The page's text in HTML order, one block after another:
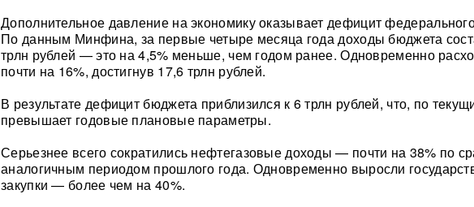
Дополнительное давление на экономику оказывает дефицит
По данным Минфина, за первые четыре месяца года доходы бюджета
трлн рублей — это на 4,5% меньше, чем годом ранее. Одновременно
почти на 16%, достигнув 17,6 трлн рублей.
В результате дефицит бюджета приблизился к 6 трлн рублей, что, по
превышает годовые плановые параметры.
Серьезнее всего сократились нефтегазовые доходы — почти на 38% по
аналогичным периодом прошлого года. Одновременно выросли
закупки — более чем на 40%.